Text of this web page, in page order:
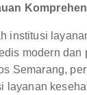
institusi
modern
Semarang,
layanan